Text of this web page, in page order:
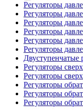
Регуляторы
Регуляторы
Регуляторы
Регуляторы
Регуляторы
Регуляторы
Двуступенчатые
Регуляторы
Регуляторы
Регуляторы
Регуляторы
Регуляторы